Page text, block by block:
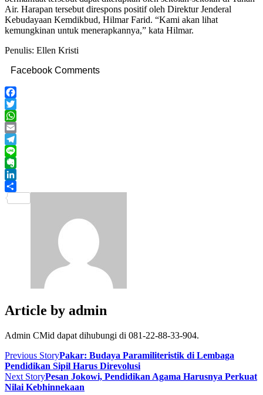
Air. Harapan tersebut direspons positif oleh Direktur Jenderal
Kebudayaan Kemdikbud, Hilmar Farid. “Kami akan lihat
kemungkinan untuk menerapkannya,” kata Hilmar.
Penulis: Ellen Kristi
Facebook Comments
Facebook
Twitter
WhatsApp
Email
Telegram
Line
Evernote
LinkedIn
Article by admin
Admin CMid dapat dihubungi di 081-22-88-33-904.
Previous StoryPakar: Budaya Paramiliteristik di Lembaga
Pendidikan Sipil Harus Direvolusi
Next StoryPesan Jokowi, Pendidikan Agama Harusnya Perkuat
Nilai Kebhinnekaan